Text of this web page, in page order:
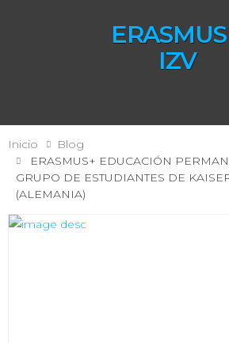
IZV
Inicio
Blog
ERASMUS+ EDUCACIÓN
GRUPO DE ESTUDIANTES DE
(ALEMANIA)